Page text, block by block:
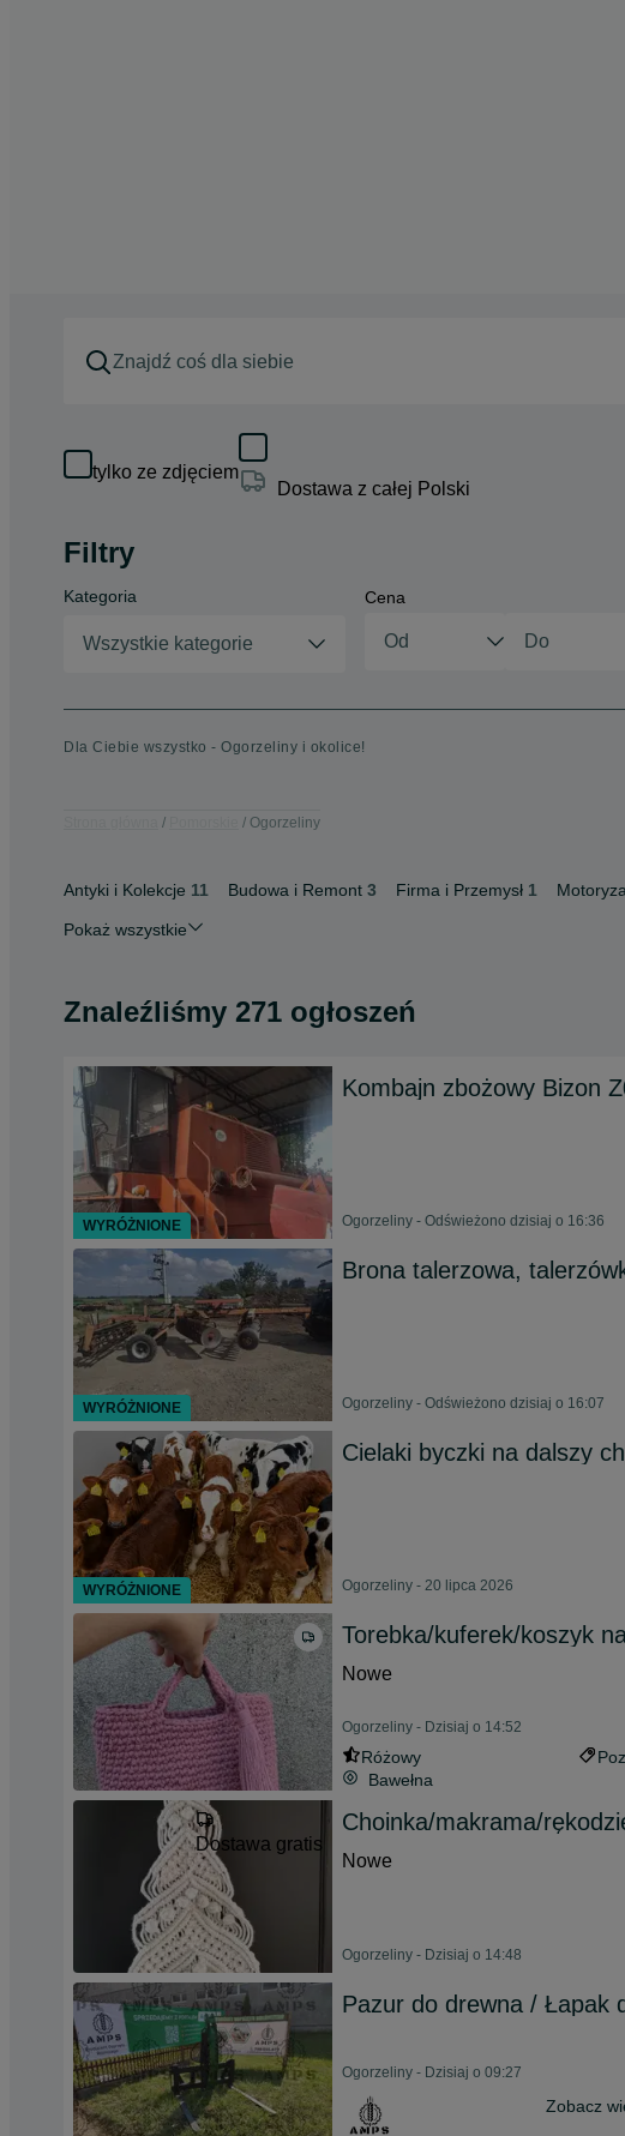
tylko ze zdjęciem
Dostawa z całej Polski
Filtry
Kategoria
Wszystkie kategorie
Cena
Dla Ciebie wszystko - Ogorzeliny i okolice!
Ogorzeliny
Antyki i Kolekcje 11 Budowa i Remont 3 Firma i Przemysł 1
Pokaż wszystkie
Znaleźliśmy 271 ogłoszeń
Kombajn zbożowy Bizon
Ogorzeliny - Odświeżono dzisiaj o 16:36
Brona talerzowa,
Ogorzeliny - Odświeżono dzisiaj o 16:07
Cielaki byczki na dalszy
Ogorzeliny - 20 lipca 2026
Torebka/kuferek/koszyk
Nowe
Ogorzeliny - Dzisiaj o 14:52
Różowy
Bawełna
Dostawa gratis
Choinka/makrama/
Nowe
Ogorzeliny - Dzisiaj o 14:48
Pazur do drewna / Łapak
Ogorzeliny - Dzisiaj o 09:27
Zobacz
WYRÓŻNIONE
WYRÓŻNIONE
WYRÓŻNIONE